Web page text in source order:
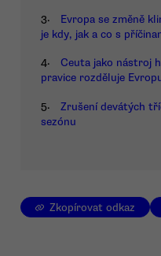
3.
Evropa se změně
je kdy, jak a co s
4.
Ceuta jako nástroj
pravice rozděluje
5.
Zrušení devátých
sezónu
Zkopírovat odkaz